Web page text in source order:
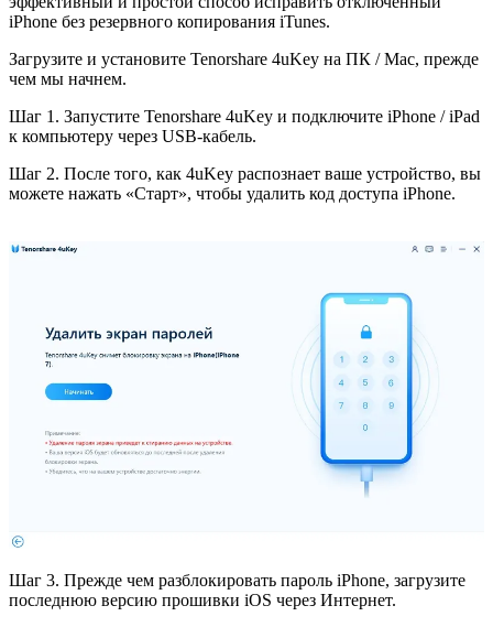
iPhone без резервного копирования iTunes.
Загрузите и установите Tenorshare 4uKey на ПК / Mac, прежде
чем мы начнем.
Шаг 1. Запустите Tenorshare 4uKey и подключите iPhone / iPad
к компьютеру через USB-кабель.
Шаг 2. После того, как 4uKey распознает ваше устройство, вы
можете нажать «Старт», чтобы удалить код доступа iPhone.
Шаг 3. Прежде чем разблокировать пароль iPhone, загрузите
последнюю версию прошивки iOS через Интернет.